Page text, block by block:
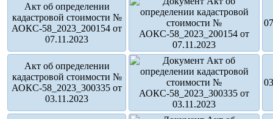
Акт об определении
кадастровой стоимости №
АОКС-58_2023_200154 от
07.11.2023
Акт об определении
кадастровой стоимости №
АОКС-58_2023_300335 от
03.11.2023